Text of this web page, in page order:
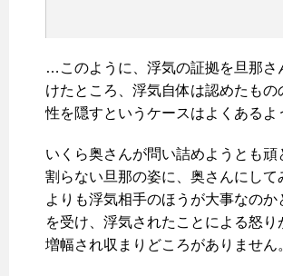
…このように、浮気の証拠を旦那さ
けたところ、浮気自体は認めたもの
性を隠すというケースはよくあるよ
いくら奥さんが問い詰めようとも頑
割らない旦那の姿に、奥さんにして
よりも浮気相手のほうが大事なのか
を受け、浮気されたことによる怒り
増幅され収まりどころがありません